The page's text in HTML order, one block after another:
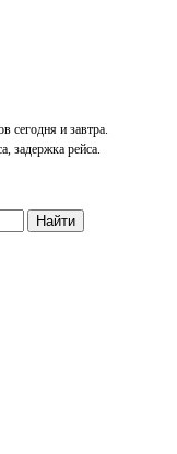
сегодня и завтра.
задержка рейса.